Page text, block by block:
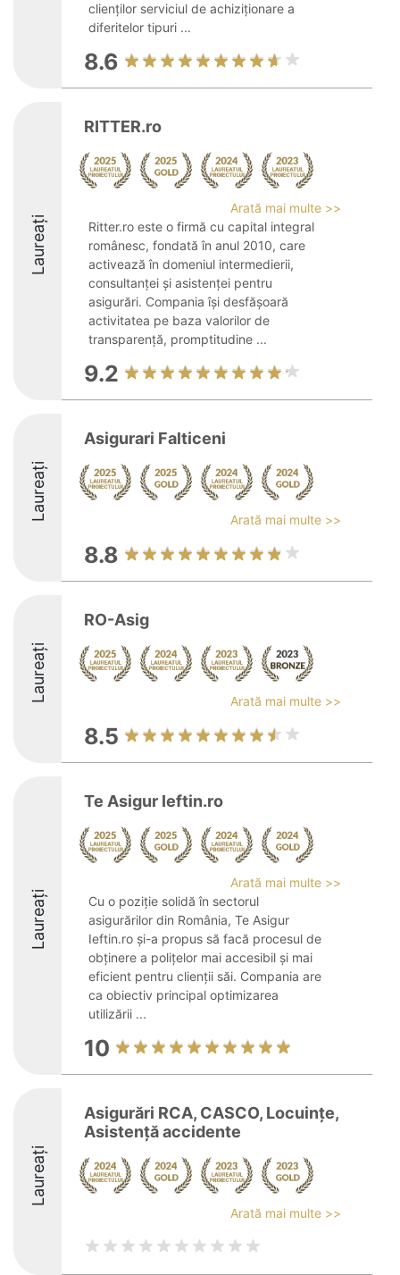
clienților serviciul de achiziționare a
diferitelor tipuri ...
8.6
Laureați
RITTER.ro
Arată mai multe >>
Ritter.ro este o firmă cu capital integral
românesc, fondată în anul 2010, care
activează în domeniul intermedierii,
consultanței și asistenței pentru
asigurări. Compania își desfășoară
activitatea pe baza valorilor de
transparență, promptitudine ...
9.2
Laureați
Asigurari Falticeni
Arată mai multe >>
8.8
Laureați
RO-Asig
Arată mai multe >>
8.5
Laureați
Te Asigur Ieftin.ro
Arată mai multe >>
Cu o poziție solidă în sectorul
asigurărilor din România, Te Asigur
Ieftin.ro și-a propus să facă procesul de
obținere a polițelor mai accesibil și mai
eficient pentru clienții săi. Compania are
ca obiectiv principal optimizarea
utilizării ...
10
Laureați
Asigurări RCA, CASCO, Locuințe,
Asistență accidente
Arată mai multe >>